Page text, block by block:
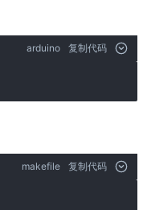
arduino 复制代码
makefile 复制代码